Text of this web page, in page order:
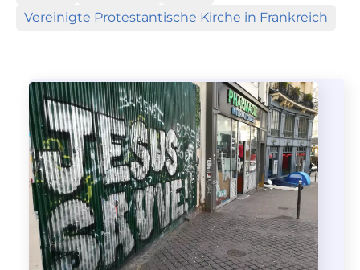
Vereinigte Protestantische Kirche in Frankreich